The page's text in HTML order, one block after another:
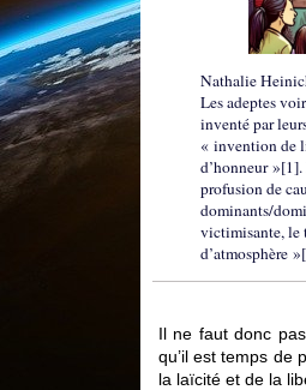
Nathalie
Les adeptes
inventé par
« invention de
d’honneur
profusion de
dominants/
victimisante, le
d’atmosphère
Il ne faut donc
qu’il est temps de
la laïcité et de la